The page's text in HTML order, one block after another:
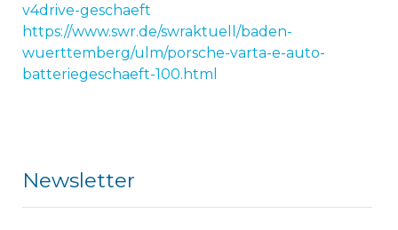
v4drive-geschaeft
https://www.swr.de/swraktuell/baden-
wuerttemberg/ulm/porsche-varta-e-auto-
batteriegeschaeft-100.html
Newsletter